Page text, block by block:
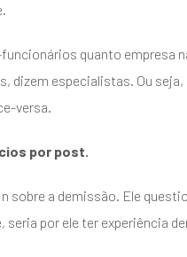
quanto
dizem especialistas. Ou
versa.
por post.
a demissão. Ele
por ele ter experiência